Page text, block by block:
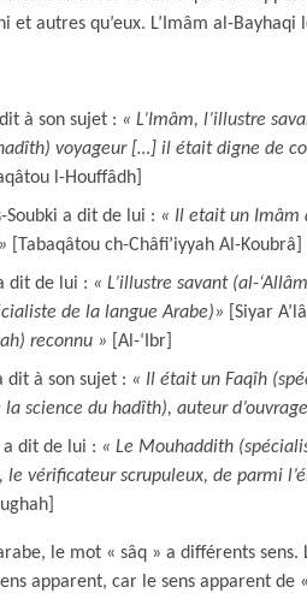
et autres qu’eux. L’Imâm al-
à son sujet : « L’Imâm, l’illustre
voyageur […] il était digne de
l-Houffâdh]
Soubki a dit de lui : « Il etait un Imâm
[Tabaqâtou ch-Châfi’iyyah Al-Koubrâ]
dit de lui : « L’illustre savant (al-
de la langue Arabe)» [Siyar
reconnu » [Al-‘Ibr]
dit à son sujet : « Il était un Faqîh
science du hadîth), auteur
a dit de lui : « Le Mouhaddith
le vérificateur scrupuleux, de parmi
le mot « sâq » a différents sens.
apparent, car le sens apparent